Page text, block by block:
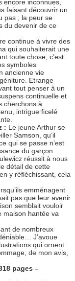
encore inconnues,
faisant découvrir un
pas ; la peur se
du devenir de ce
continue à vivre des
qui souhaiterait une
toute chose, c’est
symboles
ancienne vie
Etrange
tout penser à un
continuelle et
cherchons à
intrigue ficelé
: Le jeune Arthur se
Samson, qu’il
qui se passe n’est
du garçon
réussit à nous
détail de cette
y réfléchissant, cela
emménagent
pas que leur avenir
semblait vouloir
maison hantée va
de nombreux
J’avoue
qui ornent
de mon avis,
pages –